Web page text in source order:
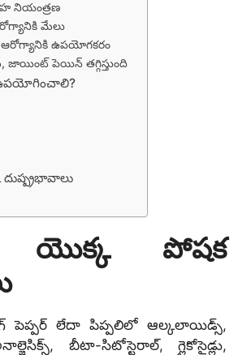
నియంత్రణ
మేలు
ఉపయోగకరం
జాయింట్ పెయిన్ తగ్గిస్తుంది
యొక్క పోషక
పెప్పర్ లేదా పిప్పలిలో ఆల్కలాయిడ్స్,
బీటా-సిటోస్టెరాల్, గ్లైకోసైడ్లు,